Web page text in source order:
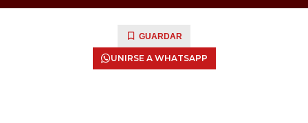
GUARDAR
UNIRSE A WHATSAPP